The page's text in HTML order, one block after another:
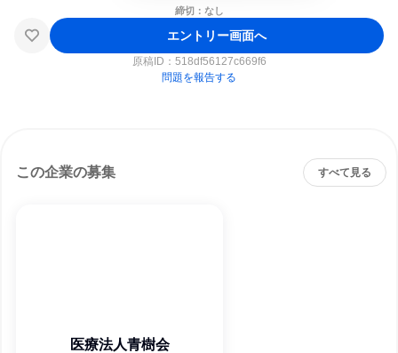
締切：なし
エントリー画面へ
原稿ID： 518df56127c669f6
問題を報告する
この企業の募集 すべて見る
医療法人青樹会